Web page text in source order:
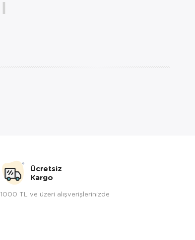
Ücretsiz
Kargo
1000 TL ve üzeri alışverişlerinizde